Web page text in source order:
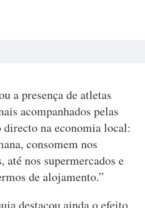
a presença de atletas
acompanhados pelas
na economia local:
consomem nos
até nos supermercados e
de alojamento.”
destacou ainda o efeito